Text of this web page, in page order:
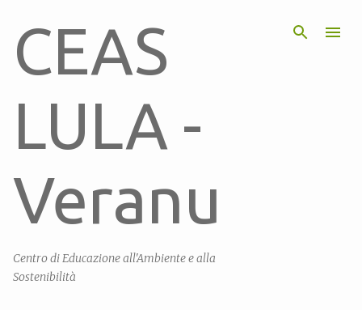
CEAS
LULA -
Veranu
Centro di Educazione all'Ambiente e alla
Sostenibilità